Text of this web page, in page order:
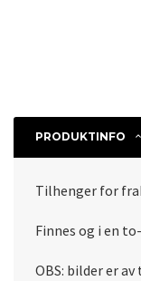
PRODUKTINFO
Tilhenger for
Finnes og i en
OBS: bilder er